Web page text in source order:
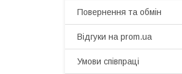
Повернення та обмін
Відгуки на prom.ua
Умови співпраці